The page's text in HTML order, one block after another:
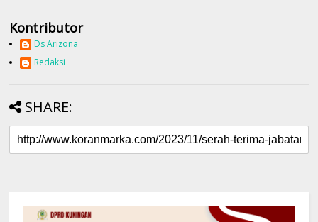
Kontributor
Ds Arizona
Redaksi
SHARE: